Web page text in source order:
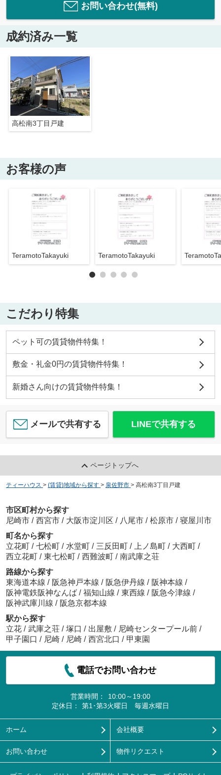
お問い合わせ(無料)
成約済み一覧
高松南3丁目戸建
お客様の声
TeramotoTakayuki TeramotoTakayuki
こだわり特集
ペット可の賃貸物件特集！
敷金・礼金0円の賃貸物件特集！
新婚さん向けの賃貸物件特集！
メールで共有する LINEで共有する
ページトップへ
ティーハウス > (賃貸)地域から探す > 泉佐野市 > 高松南3丁目戸建
市区町村から探す
尼崎市 / 西宮市 / 大阪市淀川区 / 八尾市 / 松原市 / 寝屋川市
町名から探す
立花町 / 七松町 / 水堂町 / 三反田町 / 上ノ島町 / 大西町 /
西立花町 / 東七松町 / 西難波町 / 南武庫之荘
路線から探す
東海道本線 / 阪急神戸本線 / 阪急伊丹線 / 阪神本線 /
阪神電鉄阪神なんば / 福知山線 / 東西線 / 阪急今津線 /
阪神武庫川線 / 阪急京都本線
駅から探す
立花 / 武庫之荘 / 塚口 / 出屋敷 / 尼崎センタープール前 /
甲子園口 / 尼崎 / 尼崎 / 西宮北口 / 甲東園
電話でお問い合わせ
営業時間：
10:00～19:00
定休日：
第1･第3火曜日 毎週水曜日
ホーム 会社概要
お問い合わせ 物件リクエスト